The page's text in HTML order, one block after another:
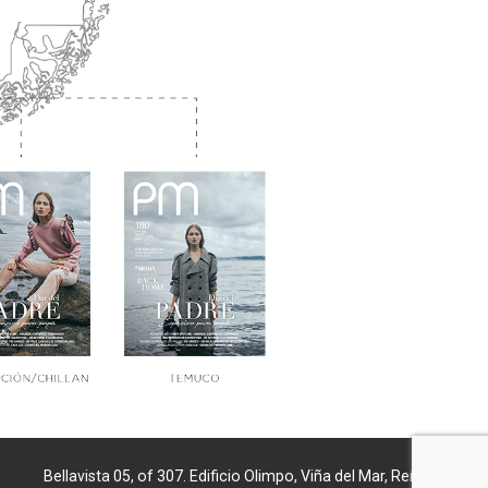
Bellavista 05, of 307. Edificio Olimpo, Viña del Mar, Reñaca